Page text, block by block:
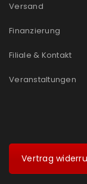
deine E-Mail-
us
Versand
Finanzierung
Filiale & Kontakt
Veranstaltungen
Vertrag